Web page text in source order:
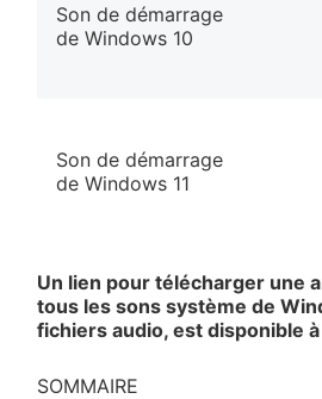
Son de démarrage
de Windows 10
Son de démarrage
de Windows 11
Un lien pour télécharger une
tous les sons système de
fichiers audio, est disponible à
SOMMAIRE